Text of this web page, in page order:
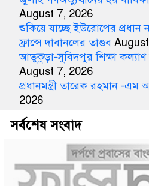
August 7, 2026
শুকিয়ে যাচ্ছে ইউরোপের প্রধান
ফ্রান্সে দাবানলের তাণ্ডব
আতুকুড়া-সুবিদপুর শিক্ষা
August 7, 2026
প্রধানমন্ত্রী তারেক রহমান -এম
2026
সর্বশেষ সংবাদ